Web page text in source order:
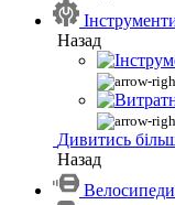
Назад
Дивитись
Назад
Велосипеди